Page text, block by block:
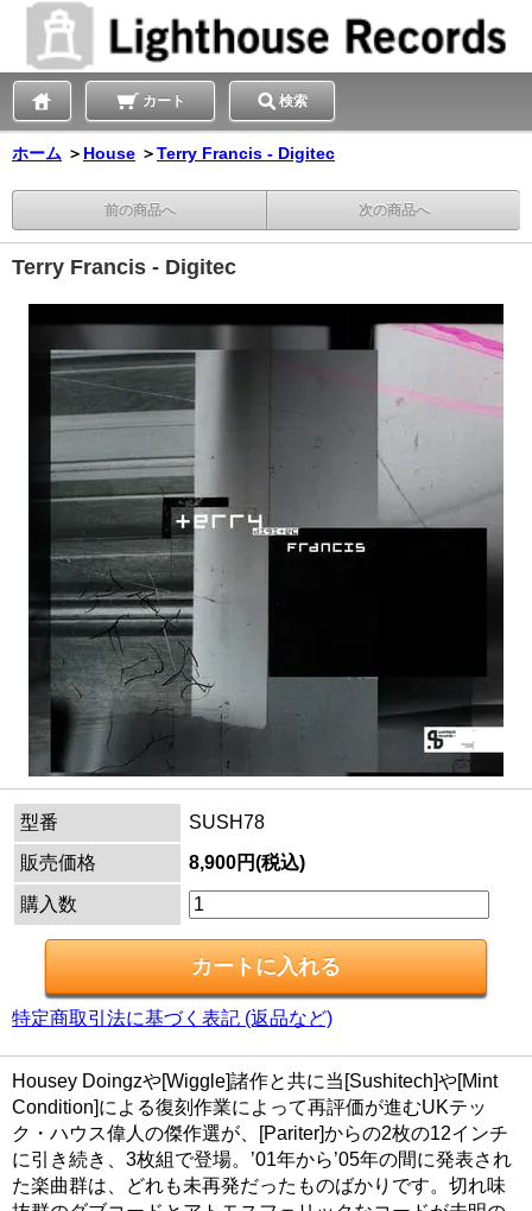
カート 検索
ホーム ＞ House ＞Terry Francis - Digitec
前の商品へ 次の商品へ
Terry Francis - Digitec
型番
SUSH78
販売価格
8,900円(税込)
購入数
特定商取引法に基づく表記 (返品など)
Housey Doingzや[Wiggle]諸作と共に当[Sushitech]や[Mint
Condition]による復刻作業によって再評価が進むUKテッ
ク・ハウス偉人の傑作選が、[Pariter]からの2枚の12インチ
に引き続き、3枚組で登場。’01年から’05年の間に発表され
た楽曲群は、どれも未再発だったものばかりです。切れ味